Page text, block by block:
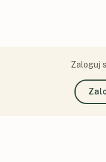
Zaloguj